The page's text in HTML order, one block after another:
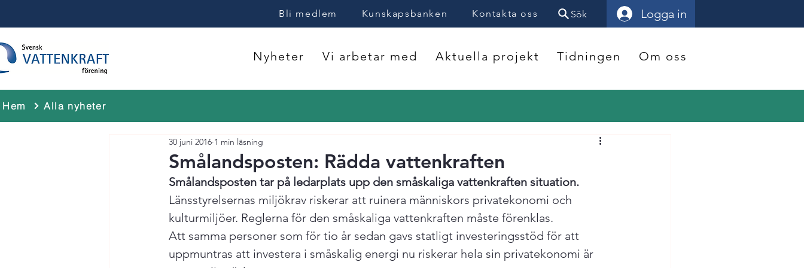
Bli medlem Kunskapsbanken Kontakta oss Sök Logga in
Nyheter Vi arbetar med Aktuella projekt Tidningen Om oss
Hem Alla nyheter
Smålandsposten: Rädda vattenkraften
30 juni 2016 1 min läsning
Smålandsposten tar på ledarplats upp den småskaliga vattenkraften situation.
Länsstyrelsernas miljökrav riskerar att ruinera människors privatekonomi och
kulturmiljöer. Reglerna för den småskaliga vattenkraften måste förenklas.
Att samma personer som för tio år sedan gavs statligt investeringsstöd för att
uppmuntras att investera i småskalig energi nu riskerar hela sin privatekonomi är